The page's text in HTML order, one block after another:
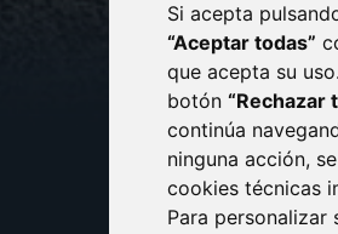
Si acepta
“Aceptar todas”
que acepta su
botón “Rechazar
continúa
ninguna acción,
cookies técnicas
Para personalizar
CONTACTO
AVISO LEGAL
PROTECCIÓN DE
POLÍTICA DE